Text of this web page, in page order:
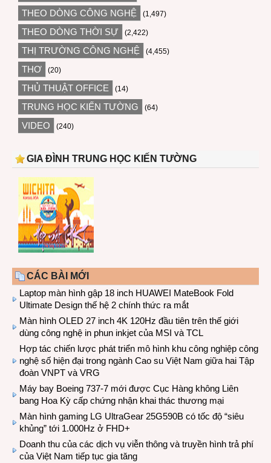
THEO DÒNG CÔNG NGHỆ (1,497)
THEO DÒNG THỜI SỰ (2,422)
THỊ TRƯỜNG CÔNG NGHỆ (4,455)
THƠ (20)
THỦ THUẬT OFFICE (14)
TRUNG HỌC KIẾN TƯỜNG (64)
VIDEO (240)
GIA ĐÌNH TRUNG HỌC KIẾN TƯỜNG
CÁC BÀI MỚI
Laptop màn hình gập 18 inch HUAWEI MateBook Fold
Ultimate Design thế hệ 2 chính thức ra mắt
Màn hình OLED 27 inch 4K 120Hz đầu tiên trên thế giới
dùng công nghệ in phun inkjet của MSI và TCL
Hợp tác chiến lược phát triển mô hình khu công nghiệp công
nghệ số hiện đại trong ngành Cao su Việt Nam giữa hai Tập
đoàn VNPT và VRG
Máy bay Boeing 737-7 mới được Cục Hàng không Liên
bang Hoa Kỳ cấp chứng nhận khai thác thương mại
Màn hình gaming LG UltraGear 25G590B có tốc độ “siêu
khủng” tới 1.000Hz ở FHD+
Doanh thu của các dịch vụ viễn thông và truyền hình trả phí
của Việt Nam tiếp tục gia tăng